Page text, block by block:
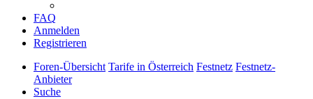
FAQ
Anmelden
Registrieren
Foren-Übersicht Tarife in Österreich Festnetz Festnetz-
Anbieter
Suche